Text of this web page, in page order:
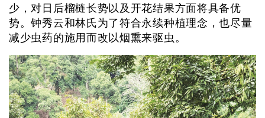
少，对日后榴梿长势以及开花结果方面将具备优
势。钟秀云和林氏为了符合永续种植理念，也尽量
减少虫药的施用而改以烟熏来驱虫。